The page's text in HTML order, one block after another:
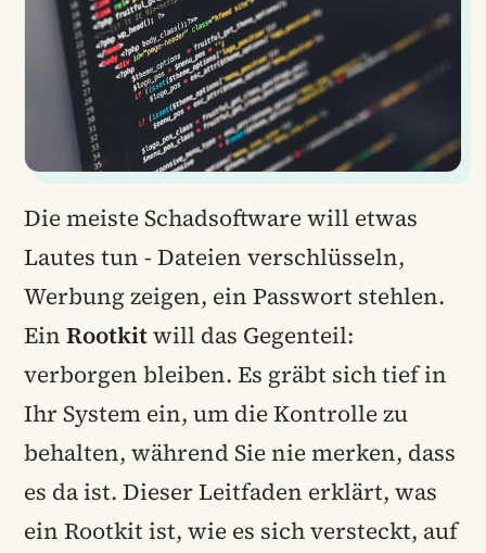
Die meiste Schadsoftware will etwas
Lautes tun - Dateien verschlüsseln,
Werbung zeigen, ein Passwort stehlen.
Ein Rootkitwill das Gegenteil:
verborgen bleiben. Es gräbt sich tief in
Ihr System ein, um die Kontrolle zu
behalten, während Sie nie merken, dass
es da ist. Dieser Leitfaden erklärt, was
ein Rootkit ist, wie es sich versteckt, auf